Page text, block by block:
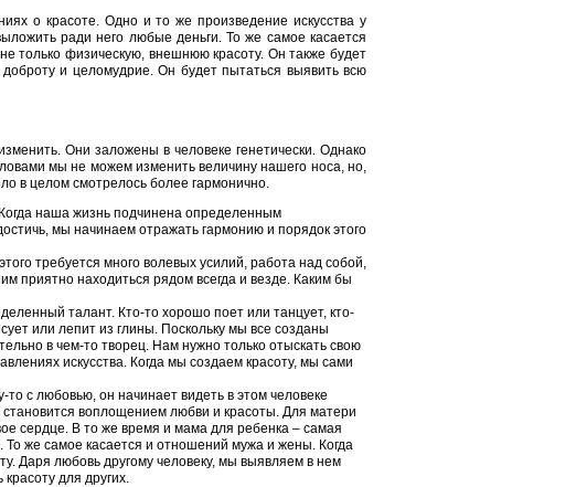
о красоте. Одно и то же произведение искусства у
ради него любые деньги. То же самое касается
только физическую, внешнюю красоту. Он также будет
и целомудрие. Он будет пытаться выявить всю
Они заложены в человеке генетически. Однако
мы не можем изменить величину нашего носа, но,
в целом смотрелось более гармонично.
Когда наша жизнь подчинена определенным
мы начинаем отражать гармонию и порядок этого
требуется много волевых усилий, работа над собой,
приятно находиться рядом всегда и везде. Каким бы
талант. Кто-то хорошо поет или танцует, кто-
или лепит из глины. Поскольку мы все созданы
в чем-то творец. Нам нужно только отыскать свою
искусства. Когда мы создаем красоту, мы сами
то с любовью, он начинает видеть в этом человеке
воплощением любви и красоты. Для матери
сердце. В то же время и мама для ребенка – самая
То же самое касается и отношений мужа и жены. Когда
Даря любовь другому человеку, мы выявляем в нем
для других.